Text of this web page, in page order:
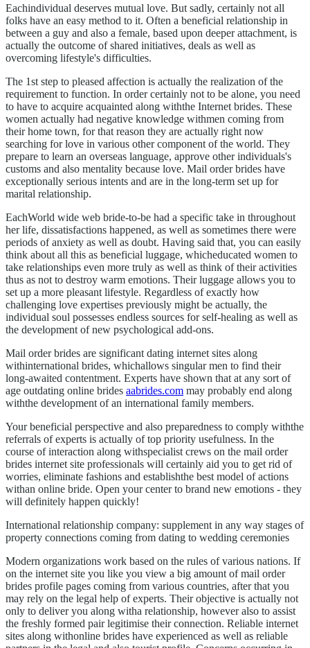
Eachindividual deserves mutual love. But sadly, certainly not all
folks have an easy method to it. Often a beneficial relationship in
between a guy and also a female, based upon deeper attachment, is
actually the outcome of shared initiatives, deals as well as
overcoming lifestyle's difficulties.
The 1st step to pleased affection is actually the realization of the
requirement to function. In order certainly not to be alone, you need
to have to acquire acquainted along withthe Internet brides. These
women actually had negative knowledge withmen coming from
their home town, for that reason they are actually right now
searching for love in various other component of the world. They
prepare to learn an overseas language, approve other individuals's
customs and also mentality because love. Mail order brides have
exceptionally serious intents and are in the long-term set up for
marital relationship.
EachWorld wide web bride-to-be had a specific take in throughout
her life, dissatisfactions happened, as well as sometimes there were
periods of anxiety as well as doubt. Having said that, you can easily
think about all this as beneficial luggage, whicheducated women to
take relationships even more truly as well as think of their activities
thus as not to destroy warm emotions. Their luggage allows you to
set up a more pleasant lifestyle. Regardless of exactly how
challenging love expertises previously might be actually, the
individual soul possesses endless sources for self-healing as well as
the development of new psychological add-ons.
Mail order brides are significant dating internet sites along
withinternational brides, whichallows singular men to find their
long-awaited contentment. Experts have shown that at any sort of
age outdating online brides aabrides.com may probably end along
withthe development of an international family members.
Your beneficial perspective and also preparedness to comply withthe
referrals of experts is actually of top priority usefulness. In the
course of interaction along withspecialist crews on the mail order
brides internet site professionals will certainly aid you to get rid of
worries, eliminate fashions and establishthe best model of actions
withan online bride. Open your center to brand new emotions - they
will definitely happen quickly!
International relationship company: supplement in any way stages of
property connections coming from dating to wedding ceremonies
Modern organizations work based on the rules of various nations. If
on the internet site you like you view a big amount of mail order
brides profile pages coming from various countries, after that you
may rely on the legal help of experts. Their objective is actually not
only to deliver you along witha relationship, however also to assist
the freshly formed pair legitimise their connection. Reliable internet
sites along withonline brides have experienced as well as reliable